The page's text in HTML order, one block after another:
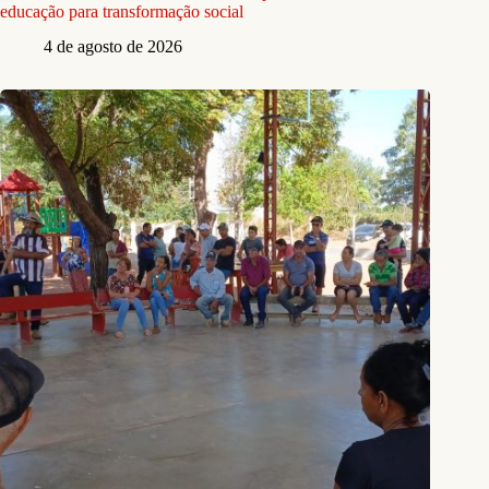
educação para transformação social
4 de agosto de 2026